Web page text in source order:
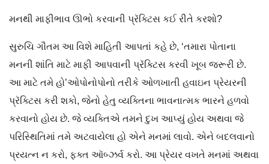
મનથી માફીભાવ ઊભો કરવાની પ્રૅક્ટિસ કઈ રીતે કરશો?
સુરુચિ ગૌતમ આ વિશે માહિતી આપતાં કહે છે, ‘તમારા પોતાના
મનની શાંતિ માટે માફી આપવાની પ્રૅક્ટિસ કરવી ખૂબ જરૂરી છે.
આ માટે તમે હો’ઓપોનોપોનો તરીકે ઓળખાતી હવાઇન પ્રેયરની
પ્રૅક્ટિસ કરી શકો, જેનો હેતુ વ્યક્તિના ભાવનાત્મક ભારને હળવો
કરવાનો હોય છે. જે વ્યક્તિએ તમને દુખ આપ્યું હોય અથવા જે
પરિસ્થિતિમાં તમે અટવાયેલા હો એને મનમાં લાવો. એને બદલવાનો
પ્રયત્ન ન કરો, ફક્ત ઑબ્ઝર્વ કરો. આ પ્રેયર વખતે મનમાં અથવા